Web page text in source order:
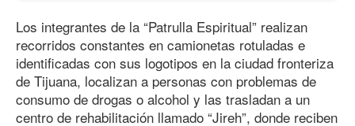
Los integrantes de la “Patrulla Espiritual” realizan
recorridos constantes en camionetas rotuladas e
identificadas con sus logotipos en la ciudad fronteriza
de Tijuana, localizan a personas con problemas de
consumo de drogas o alcohol y las trasladan a un
centro de rehabilitación llamado “Jireh”, donde reciben